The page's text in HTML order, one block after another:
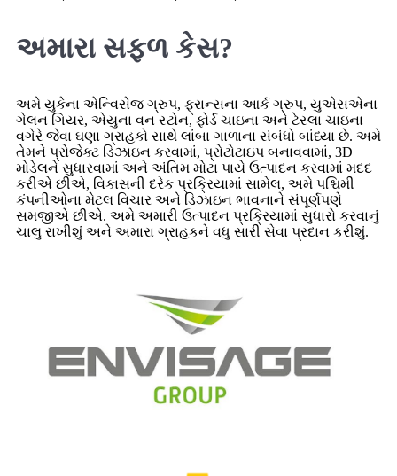
અમારા સફળ કેસ?
અમે યુકેના એન્વિસેજ ગ્રુપ, ફ્રાન્સના આર્ક ગ્રુપ, યુએસએના
ગેલન ગિયર, એયુના વન સ્ટોન, ફોર્ડ ચાઇના અને ટેસ્લા ચાઇના
વગેરે જેવા ઘણા ગ્રાહકો સાથે લાંબા ગાળાના સંબંધો બાંધ્યા છે. અમે
તેમને પ્રોજેક્ટ ડિઝાઇન કરવામાં, પ્રોટોટાઇપ બનાવવામાં, 3D
મોડેલને સુધારવામાં અને અંતિમ મોટા પાયે ઉત્પાદન કરવામાં મદદ
કરીએ છીએ, વિકાસની દરેક પ્રક્રિયામાં સામેલ, અમે પશ્ચિમી
કંપનીઓના મેટલ વિચાર અને ડિઝાઇન ભાવનાને સંપૂર્ણપણે
સમજીએ છીએ. અમે અમારી ઉત્પાદન પ્રક્રિયામાં સુધારો કરવાનું
ચાલુ રાખીશું અને અમારા ગ્રાહકને વધુ સારી સેવા પ્રદાન કરીશું.